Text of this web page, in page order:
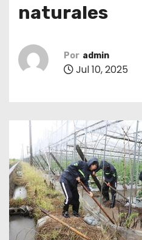
naturales
Por admin
Jul 10, 2025